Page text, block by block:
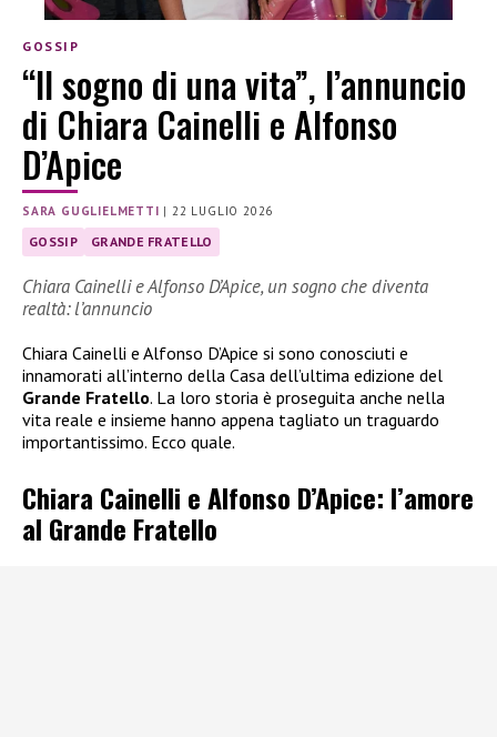
GOSSIP
“Il sogno di una vita”, l’annuncio
di Chiara Cainelli e Alfonso
D’Apice
SARA GUGLIELMETTI |22 LUGLIO 2026
GOSSIP GRANDE FRATELLO
Chiara Cainelli e Alfonso D’Apice, un sogno che diventa
realtà: l’annuncio
Chiara Cainelli e Alfonso D’Apice si sono conosciuti e
innamorati all’interno della Casa dell’ultima edizione del
Grande Fratello. La loro storia è proseguita anche nella
vita reale e insieme hanno appena tagliato un traguardo
importantissimo. Ecco quale.
Chiara Cainelli e Alfonso D’Apice: l’amore
al Grande Fratello